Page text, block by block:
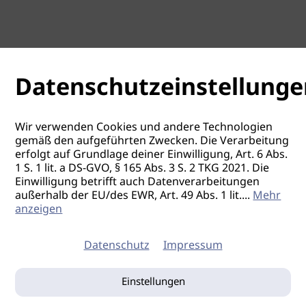
Wir verwenden Cookies und andere Technologien
gemäß den aufgeführten Zwecken. Die Verarbeitung
erfolgt auf Grundlage deiner Einwilligung, Art. 6 Abs.
1 S. 1 lit. a DS-GVO, § 165 Abs. 3 S. 2 TKG 2021. Die
Einwilligung betrifft auch Datenverarbeitungen
außerhalb der EU/des EWR, Art. 49 Abs. 1 lit....Mehr
anzeigen
Datenschutz Impressum
Einstellungen